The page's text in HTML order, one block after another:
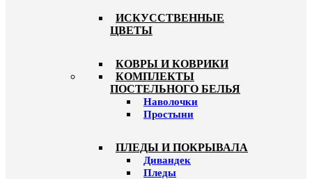
ИСКУССТВЕННЫЕ
ЦВЕТЫ
КОВРЫ И КОВРИКИ
КОМПЛЕКТЫ
ПОСТЕЛЬНОГО БЕЛЬЯ
Наволочки
Простыни
ПЛЕДЫ И ПОКРЫВАЛА
Дивандек
Пледы